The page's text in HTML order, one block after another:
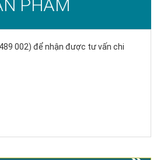
PHẨM
002) để nhận được tư vấn chi